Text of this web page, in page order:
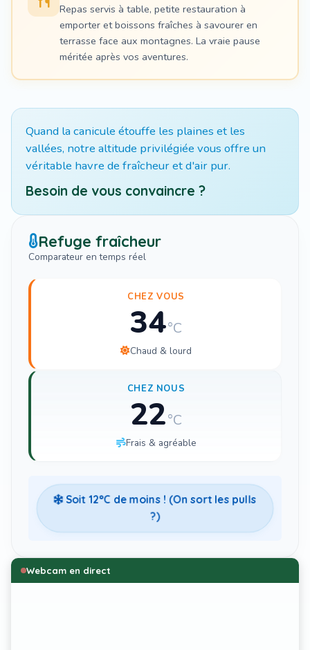
Repas servis à table, petite restauration à
emporter et boissons fraîches à savourer en
terrasse face aux montagnes. La vraie pause
méritée après vos aventures.
Quand la canicule étouffe les plaines et les
vallées, notre altitude privilégiée vous offre un
véritable havre de fraîcheur et d'air pur.
Besoin de vous convaincre ?
Refuge fraîcheur
Comparateur en temps réel
CHEZ VOUS
34°C
Chaud & lourd
CHEZ NOUS
22°C
Frais & agréable
Soit 12°C de moins ! (On sort les pulls
?)
Webcam en direct